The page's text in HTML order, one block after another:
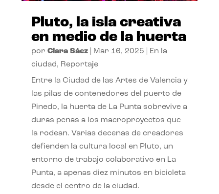
Pluto, la isla creativa
en medio de la huerta
por Clara Sáez| Mar 16, 2025
En la
ciudad, Reportaje
Entre la Ciudad de las Artes de Valencia y
las pilas de contenedores del puerto de
Pinedo, la huerta de La Punta sobrevive a
duras penas a los macroproyectos que
la rodean. Varias decenas de creadores
defienden la cultura local en Pluto, un
entorno de trabajo colaborativo en La
Punta, a apenas diez minutos en bicicleta
desde el centro de la ciudad.